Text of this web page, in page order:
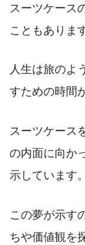
スーツケース
こともありま
人生は旅のよ
すための時間
スーツケース
の内面に向か
示しています。
この夢が示す
ちや価値観を